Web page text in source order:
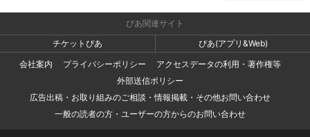
ぴあ関連サイト
チケットぴあ
ぴあ(アプリ&Web)
会社案内
プライバシーポリシー
アクセスデータの利用・著作権等
外部送信ポリシー
広告出稿・お取り組みのご相談・情報掲載・その他お問い合わせ
一般の読者の方・ユーザーの方からのお問い合わせ